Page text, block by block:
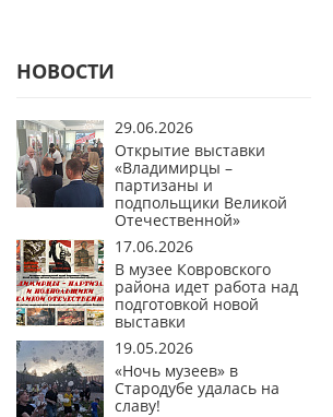
НОВОСТИ
29.06.2026
Открытие выставки
«Владимирцы –
партизаны и
подпольщики Великой
Отечественной»
17.06.2026
В музее Ковровского
района идет работа над
подготовкой новой
выставки
19.05.2026
«Ночь музеев» в
Стародубе удалась на
славу!